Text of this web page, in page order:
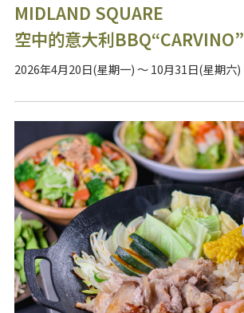
MIDLAND SQUARE
空中的意大利BBQ“CARVINO”
2026年4月20日(星期一) ～ 10月31日(星期六)